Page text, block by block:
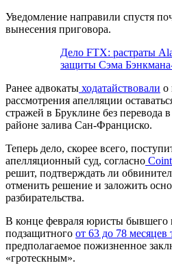
Уведомление направили спустя
вынесения приговора.
Дело FTX: растраты
защиты Сэма
Ранее адвокаты ходатайствовали о
рассмотрения апелляции
стражей в Бруклине без перевода
районе залива Сан-Франциско.
Теперь дело, скорее всего,
апелляционный суд, согласно
решит, подтверждать ли
отменить решение и заложить
разбирательства.
В конце февраля юристы бывшего
подзащитного от 63 до 78
предполагаемое пожизненное
«гротескным».